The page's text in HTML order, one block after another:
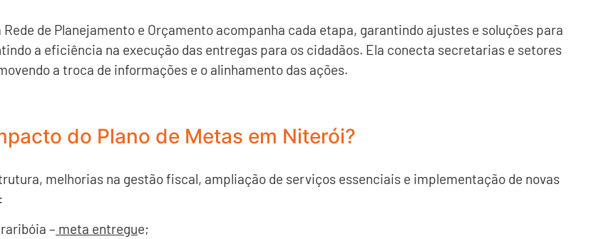
de Planejamento e Orçamento acompanha cada etapa, garantindo ajustes e soluções para
a eficiência na execução das entregas para os cidadãos. Ela conecta secretarias e setores
a troca de informações e o alinhamento das ações.
do Plano de Metas em Niterói?
melhorias na gestão fiscal, ampliação de serviços essenciais e implementação de novas
– meta entregue;